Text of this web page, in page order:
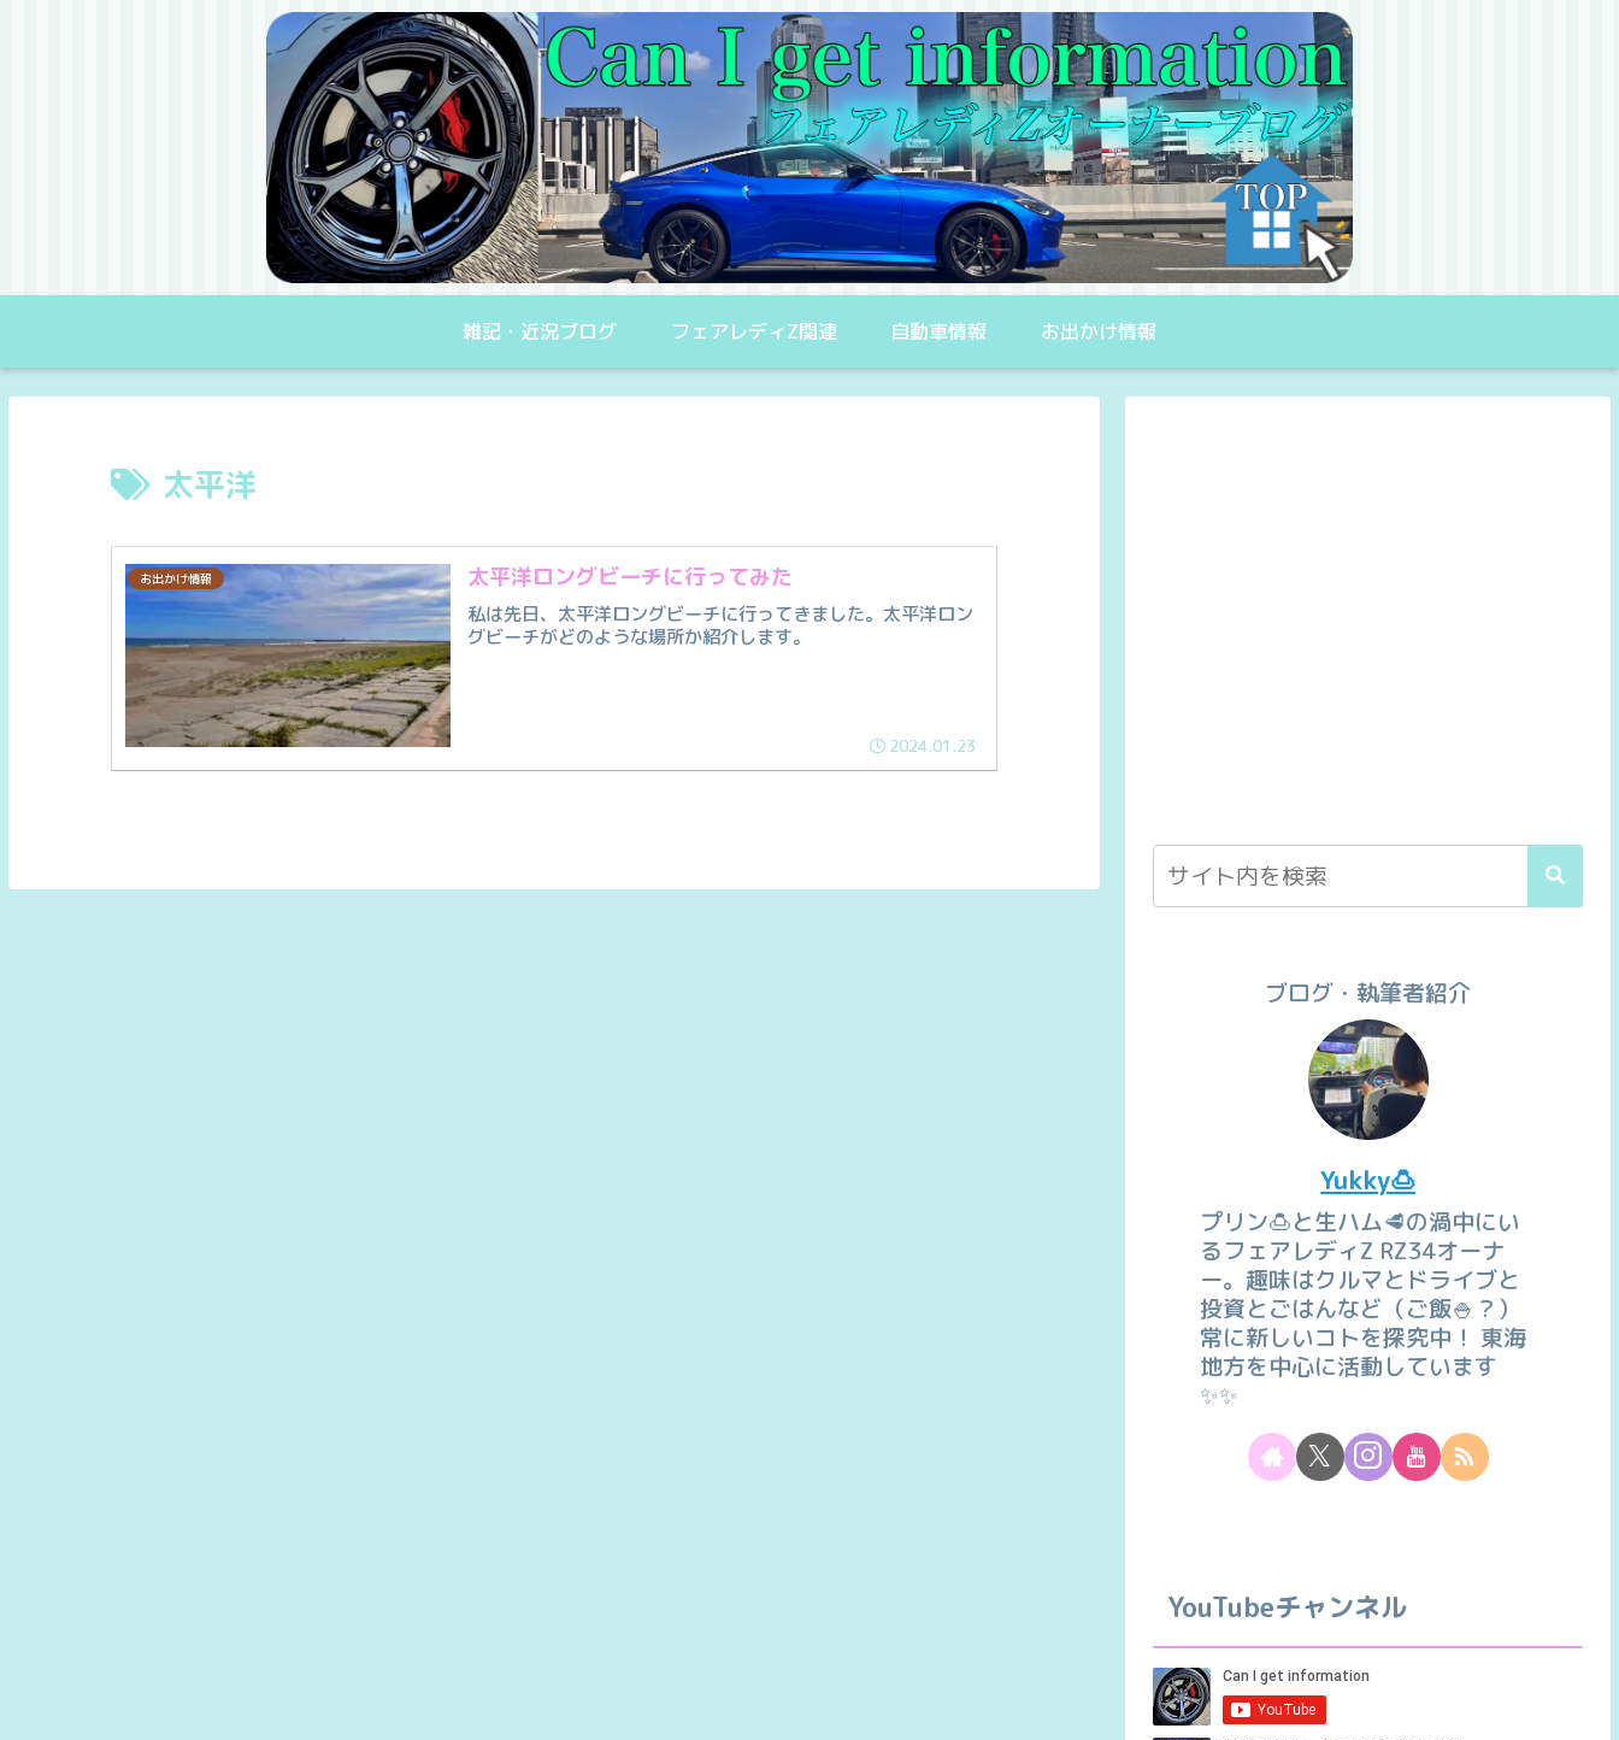
雑記・近況ブログ フェアレディZ関連 自動車情報 お出かけ情報
太平洋
お出かけ情報 太平洋ロングビーチに行ってみた
私は先日、太平洋ロングビーチに行ってきました。太平洋ロン
グビーチがどのような場所か紹介します。
2024.01.23
ブログ・執筆者紹介
Yukky🍮
プリン🍮と生ハム🥩の渦中にい
るフェアレディZ RZ34オーナ
ー。趣味はクルマとドライブと
投資とごはんなど（ご飯🍚？）
常に新しいコトを探究中！ 東海
地方を中心に活動しています
✨✨
YouTubeチャンネル